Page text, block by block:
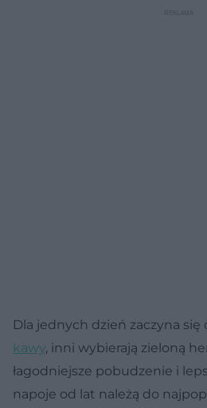
Dla jednych dzień zaczyna się
kawy, inni wybierają zieloną
łagodniejsze pobudzenie i
napoje od lat należą do